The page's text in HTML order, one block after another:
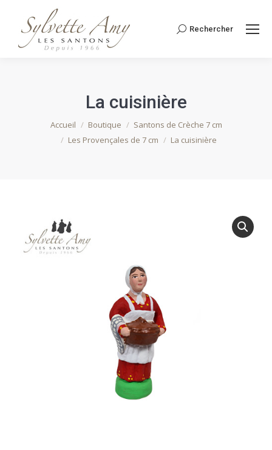
Recherche
Rechercher
La cuisinière
Vous êtes ici :
Accueil Boutique
Santons de Crèche 7 cm
Les Provençales de 7 cm
La cuisinière